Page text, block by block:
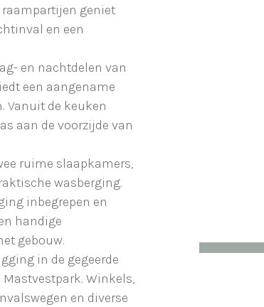
raampartijen geniet
en een
en nachtdelen van
een aangename
Vanuit de keuken
aan de voorzijde van
ruime slaapkamers,
wasberging.
inbegrepen en
handige
gebouw.
in de gegeerde
Winkels,
en diverse